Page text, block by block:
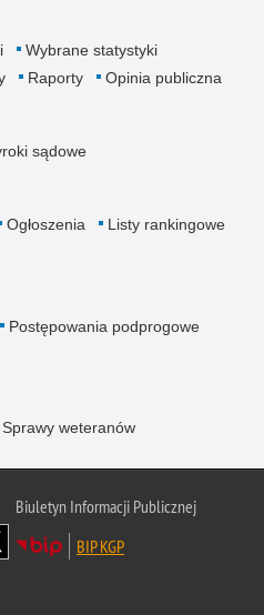
Wybrane statystyki
Raporty Opinia publiczna
sądowe
Ogłoszenia
Listy rankingowe
Postępowania podprogowe
Sprawy weteranów
Biuletyn Informacji Publicznej
BIP KGP